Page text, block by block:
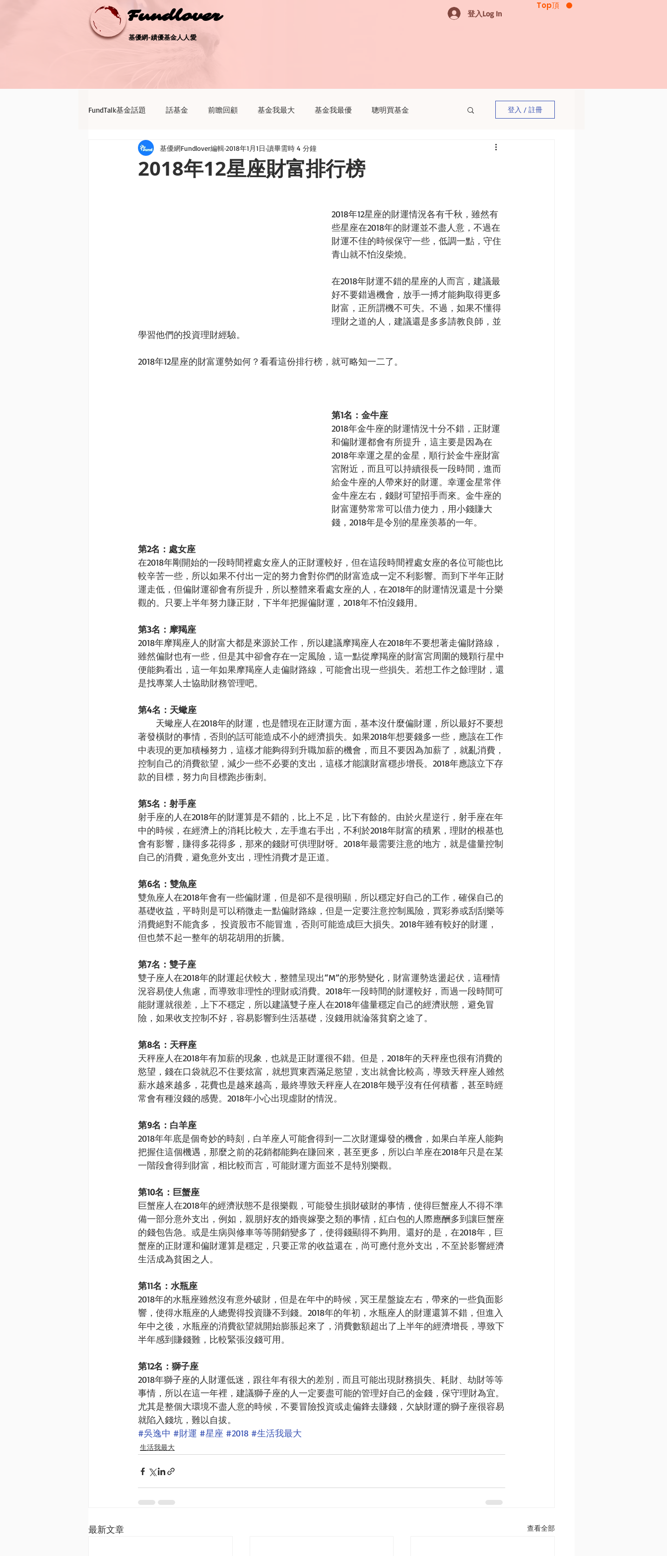
Fundlover
Fundlover
基優網-績優基金人人愛
基優網-績優基金人人愛
登入Log In
Top頂
FundTalk基金話題 話基金 前瞻回顧 基金我最大 基金我最優 聰明買基金
新聞點評 退休趣 聽基金 生活我最大
登入 / 註冊
2018年12星座財富排行榜
基優網Fundlover編輯2018年1月1日 讀畢需時 4 分鐘
2018年12星座的財運情況各有千秋，雖然有
些星座在2018年的財運並不盡人意，不過在
財運不佳的時候保守一些，低調一點，守住
青山就不怕沒柴燒。
在2018年財運不錯的星座的人而言，建議最
好不要錯過機會，放手一搏才能夠取得更多
財富，正所謂機不可失。不過，如果不懂得
理財之道的人，建議還是多多請教良師，並
學習他們的投資理財經驗。
2018年12星座的財富運勢如何？看看這份排行榜，就可略知一二了。
第1名：金牛座
2018年金牛座的財運情況十分不錯，正財運
和偏財運都會有所提升，這主要是因為在
2018年幸運之星的金星，順行於金牛座財富
宮附近，而且可以持續很長一段時間，進而
給金牛座的人帶來好的財運。幸運金星常伴
金牛座左右，錢財可望招手而來。金牛座的
財富運勢常常可以借力使力，用小錢賺大
錢，2018年是令別的星座羡慕的一年。
第2名：處女座
在2018年剛開始的一段時間裡處女座人的正財運較好，但在這段時間裡處女座的各位可能也比
較辛苦一些，所以如果不付出一定的努力會對你們的財富造成一定不利影響。而到下半年正財
運走低，但偏財運卻會有所提升，所以整體來看處女座的人，在2018年的財運情況還是十分樂
觀的。只要上半年努力賺正財，下半年把握偏財運，2018年不怕沒錢用。
第3名：摩羯座
2018年摩羯座人的財富大都是來源於工作，所以建議摩羯座人在2018年不要想著走偏財路線，
雖然偏財也有一些，但是其中卻會存在一定風險，這一點從摩羯座的財富宮周圍的幾顆行星中
便能夠看出，這一年如果摩羯座人走偏財路線，可能會出現一些損失。若想工作之餘理財，還
是找專業人士協助財務管理吧。
第4名：天蠍座
天蠍座人在2018年的財運，也是體現在正財運方面，基本沒什麼偏財運，所以最好不要想
著發橫財的事情，否則的話可能造成不小的經濟損失。如果2018年想要錢多一些，應該在工作
中表現的更加積極努力，這樣才能夠得到升職加薪的機會，而且不要因為加薪了，就亂消費，
控制自己的消費欲望，減少一些不必要的支出，這樣才能讓財富穩步增長。2018年應該立下存
款的目標，努力向目標跑步衝刺。
第5名：射手座
射手座的人在2018年的財運算是不錯的，比上不足，比下有餘的。由於火星逆行，射手座在年
中的時候，在經濟上的消耗比較大，左手進右手出，不利於2018年財富的積累，理財的根基也
會有影響，賺得多花得多，那來的錢財可供理財呀。2018年最需要注意的地方，就是儘量控制
自己的消費，避免意外支出，理性消費才是正道。
第6名：雙魚座
雙魚座人在2018年會有一些偏財運，但是卻不是很明顯，所以穩定好自己的工作，確保自己的
基礎收益，平時則是可以稍微走一點偏財路線，但是一定要注意控制風險，買彩券或刮刮樂等
消費絕對不能貪多， 投資股市不能冒進，否則可能造成巨大損失。2018年雖有較好的財運，
但也禁不起一整年的胡花胡用的折騰。
第7名：雙子座
雙子座人在2018年的財運起伏較大，整體呈現出“M”的形勢變化，財富運勢迭盪起伏，這種情
況容易使人焦慮，而導致非理性的理財或消費。2018年一段時間的財運較好，而過一段時間可
能財運就很差，上下不穩定，所以建議雙子座人在2018年儘量穩定自己的經濟狀態，避免冒
險，如果收支控制不好，容易影響到生活基礎，沒錢用就淪落貧窮之途了。
第8名：天秤座
天秤座人在2018年有加薪的現象，也就是正財運很不錯。但是，2018年的天秤座也很有消費的
慾望，錢在口袋就忍不住要炫富，就想買東西滿足慾望，支出就會比較高，導致天秤座人雖然
薪水越來越多，花費也是越來越高，最終導致天秤座人在2018年幾乎沒有任何積蓄，甚至時經
常會有種沒錢的感覺。2018年小心出現虛財的情況。
第9名：白羊座
2018年年底是個奇妙的時刻，白羊座人可能會得到一二次財運爆發的機會，如果白羊座人能夠
把握住這個機遇，那麼之前的花銷都能夠在賺回來，甚至更多，所以白羊座在2018年只是在某
一階段會得到財富，相比較而言，可能財運方面並不是特別樂觀。
第10名：巨蟹座
巨蟹座人在2018年的經濟狀態不是很樂觀，可能發生損財破財的事情，使得巨蟹座人不得不準
備一部分意外支出，例如，親朋好友的婚喪嫁娶之類的事情，紅白包的人際應酬多到讓巨蟹座
的錢包告急。或是生病與修車等等開銷變多了，使得錢顯得不夠用。還好的是，在2018年，巨
蟹座的正財運和偏財運算是穩定，只要正常的收益還在，尚可應付意外支出，不至於影響經濟
生活成為貧困之人。
第11名：水瓶座
2018年的水瓶座雖然沒有意外破財，但是在年中的時候，冥王星盤旋左右，帶來的一些負面影
響，使得水瓶座的人總覺得投資賺不到錢。2018年的年初，水瓶座人的財運還算不錯，但進入
年中之後，水瓶座的消費欲望就開始膨脹起來了，消費數額超出了上半年的經濟增長，導致下
半年感到賺錢難，比較緊張沒錢可用。
第12名：獅子座
2018年獅子座的人財運低迷，跟往年有很大的差別，而且可能出現財務損失、耗財、劫財等等
事情，所以在這一年裡，建議獅子座的人一定要盡可能的管理好自己的金錢，保守理財為宜。
尤其是整個大環境不盡人意的時候，不要冒險投資或走偏鋒去賺錢，欠缺財運的獅子座很容易
就陷入錢坑，難以自拔。
#吳逸中 #財運 #星座 #2018 #生活我最大
生活我最大
最新文章 查看全部